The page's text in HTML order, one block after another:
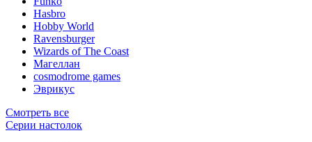
Hasbro
Hobby World
Ravensburger
Wizards of The Coast
Магеллан
сosmodrome games
Эврикус
Смотреть все
Серии настолок